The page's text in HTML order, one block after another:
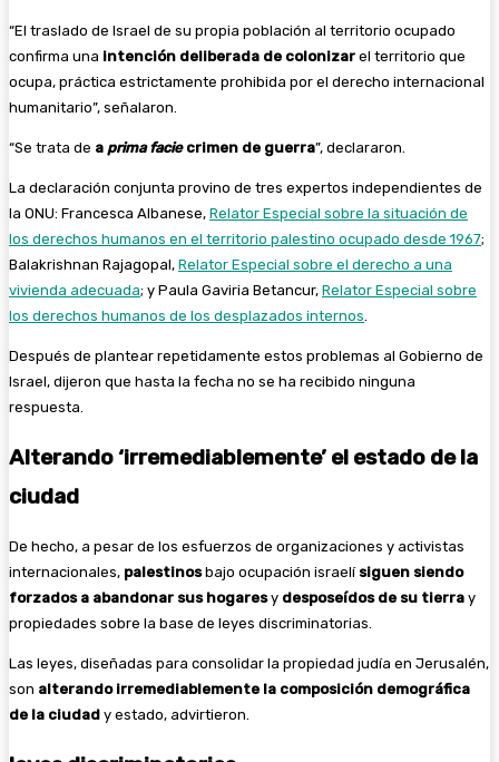
“El traslado de Israel de su propia población al territorio ocupado
confirma una intención deliberada de colonizar el territorio que
ocupa, práctica estrictamente prohibida por el derecho internacional
humanitario”, señalaron.
“Se trata de a prima faciecrimen de guerra”, declararon.
La declaración conjunta provino de tres expertos independientes de
la ONU: Francesca Albanese, Relator Especial sobre la situación de
los derechos humanos en el territorio palestino ocupado desde 1967;
Balakrishnan Rajagopal, Relator Especial sobre el derecho a una
vivienda adecuada; y Paula Gaviria Betancur, Relator Especial sobre
los derechos humanos de los desplazados internos
Después de plantear repetidamente estos problemas al Gobierno de
Israel, dijeron que hasta la fecha no se ha recibido ninguna
respuesta.
Alterando ‘irremediablemente’ el estado de la
ciudad
De hecho, a pesar de los esfuerzos de organizaciones y activistas
internacionales, palestinosbajo ocupación israelí siguen siendo
forzados a abandonar sus hogaresy desposeídos de su tierra y
propiedades sobre la base de leyes discriminatorias.
Las leyes, diseñadas para consolidar la propiedad judía en Jerusalén,
son alterando irremediablemente la composición demográfica
de la ciudad y estado, advirtieron.